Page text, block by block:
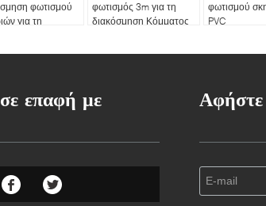
φωτισμού
για τη
φωτισμός 3m για τη
διακόσμηση Κόμματος
φωτισμού
PVC
επαφή με